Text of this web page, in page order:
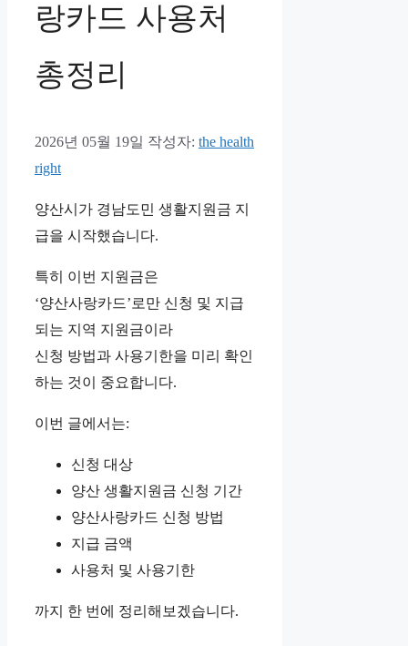
랑카드 사용처
총정리
2026년 05월 19일 작성자: the health
right
양산시가 경남도민 생활지원금 지
급을 시작했습니다.
특히 이번 지원금은
‘양산사랑카드’로만 신청 및 지급
되는 지역 지원금이라
신청 방법과 사용기한을 미리 확인
하는 것이 중요합니다.
이번 글에서는:
신청 대상
양산 생활지원금 신청 기간
양산사랑카드 신청 방법
지급 금액
사용처 및 사용기한
까지 한 번에 정리해보겠습니다.